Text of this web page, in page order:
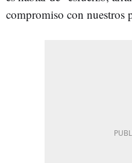
compromiso con nuestros